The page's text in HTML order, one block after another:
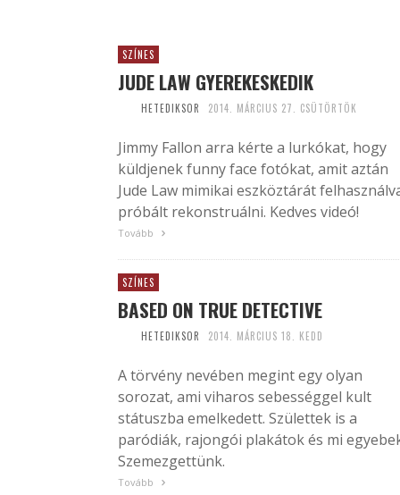
SZÍNES
JUDE LAW GYEREKESKEDIK
HETEDIKSOR 2014. MÁRCIUS 27. CSÜTÖRTÖK
Jimmy Fallon arra kérte a lurkókat, hogy
küldjenek funny face fotókat, amit aztán
Jude Law mimikai eszköztárát
próbált rekonstruálni. Kedves videó!
Tovább
SZÍNES
BASED ON TRUE DETECTIVE
HETEDIKSOR 2014. MÁRCIUS 18. KEDD
A törvény nevében megint egy olyan
sorozat, ami viharos sebességgel kult
státuszba emelkedett. Születtek is a
paródiák, rajongói plakátok és mi
Szemezgettünk.
Tovább